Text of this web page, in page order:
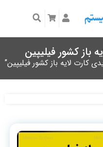
باز کشور فیلیپین
لایه باز کشور فیلیپین”